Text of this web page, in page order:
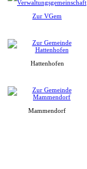
Zur VGem
Hattenhofen
Mammendorf